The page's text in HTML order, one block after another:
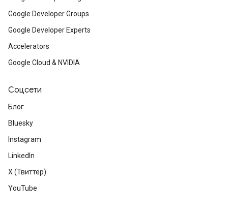
Google Developer Groups
Google Developer Experts
Accelerators
Google Cloud & NVIDIA
Соцсети
Блог
Bluesky
Instagram
LinkedIn
X (Твиттер)
YouTube